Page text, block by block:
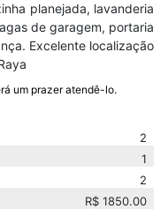
planejada, lavanderia
de garagem, portaria
Excelente localização
um prazer atendê-lo.
2
1
2
R$ 1850.00